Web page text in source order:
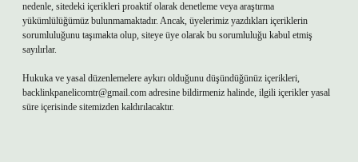
nedenle, sitedeki içerikleri proaktif olarak denetleme veya araştırma
yükümlülüğümüz bulunmamaktadır. Ancak, üyelerimiz yazdıkları içeriklerin
sorumluluğunu taşımakta olup, siteye üye olarak bu sorumluluğu kabul etmiş
sayılırlar.
Hukuka ve yasal düzenlemelere aykırı olduğunu düşündüğünüz içerikleri,
backlinkpanelicomtr@gmail.com adresine bildirmeniz halinde, ilgili içerikler yasal
süre içerisinde sitemizden kaldırılacaktır.